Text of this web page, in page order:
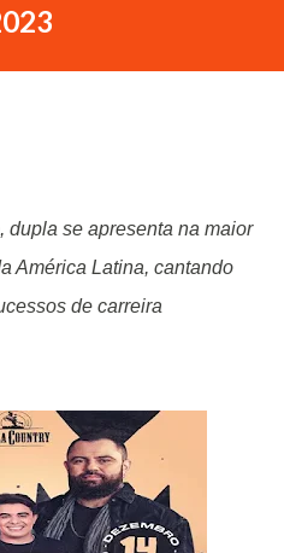
dupla se apresenta na maior
América Latina, cantando
de carreira